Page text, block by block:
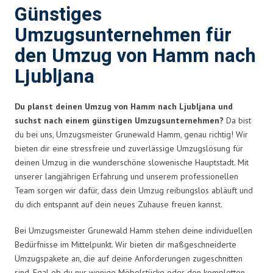
Günstiges
Umzugsunternehmen für
den Umzug von Hamm nach
Ljubljana
Du planst deinen Umzug von Hamm nach Ljubljana und
suchst nach einem günstigen Umzugsunternehmen? Da bist
du bei uns, Umzugsmeister Grunewald Hamm, genau richtig! Wir
bieten dir eine stressfreie und zuverlässige Umzugslösung für
deinen Umzug in die wunderschöne slowenische Hauptstadt. Mit
unserer langjährigen Erfahrung und unserem professionellen
Team sorgen wir dafür, dass dein Umzug reibungslos abläuft und
du dich entspannt auf dein neues Zuhause freuen kannst.
Bei Umzugsmeister Grunewald Hamm stehen deine individuellen
Bedürfnisse im Mittelpunkt. Wir bieten dir maßgeschneiderte
Umzugspakete an, die auf deine Anforderungen zugeschnitten